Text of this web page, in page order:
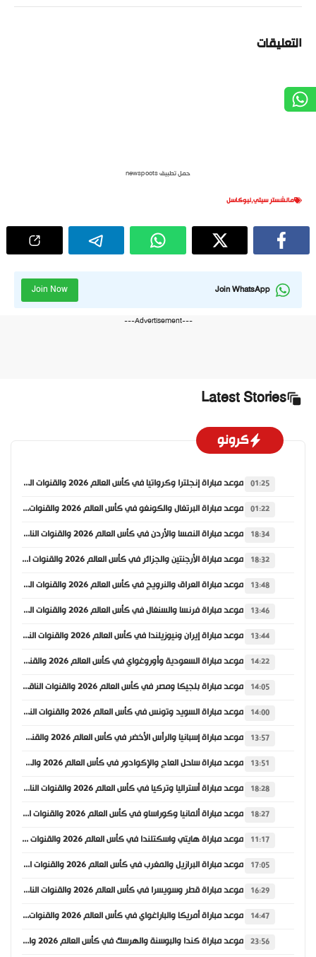
التعليقات
حمل تطبيق newspoots
مانشستر سيتي,نيوكاسل
Join WhatsApp
Join Now
---Advertisement---
Latest Stories
كرونو
01:25 موعد مباراة إنجلترا وكرواتيا في كأس العالم 2026 والقنوات الناقلة
01:22 موعد مباراة البرتغال والكونغو في كأس العالم 2026 والقنوات الناقلة
18:34 موعد مباراة النمسا والأردن في كأس العالم 2026 والقنوات الناقلة
18:32 موعد مباراة الأرجنتين والجزائر في كأس العالم 2026 والقنوات الناقلة
13:48 موعد مباراة العراق والنرويج في كأس العالم 2026 والقنوات الناقلة
13:46 موعد مباراة فرنسا والسنغال في كأس العالم 2026 والقنوات الناقلة
13:44 موعد مباراة إيران ونيوزيلندا في كأس العالم 2026 والقنوات الناقلة
14:22 موعد مباراة السعودية وأوروغواي في كأس العالم 2026 والقنوات الناقلة
14:05 موعد مباراة بلجيكا ومصر في كأس العالم 2026 والقنوات الناقلة
14:00 موعد مباراة السويد وتونس في كأس العالم 2026 والقنوات الناقلة
13:57 موعد مباراة إسبانيا والرأس الأخضر في كأس العالم 2026 والقنوات الناقلة
13:51 موعد مباراة ساحل العاج والإكوادور في كأس العالم 2026 والقنوات الناقلة
18:28 موعد مباراة أستراليا وتركيا في كأس العالم 2026 والقنوات الناقلة
18:27 موعد مباراة ألمانيا وكوراساو في كأس العالم 2026 والقنوات الناقلة
11:17 موعد مباراة هايتي واسكتلندا في كأس العالم 2026 والقنوات الناقلة
17:05 موعد مباراة البرازيل والمغرب في كأس العالم 2026 والقنوات الناقلة
16:29 موعد مباراة قطر وسويسرا في كأس العالم 2026 والقنوات الناقلة
14:47 موعد مباراة أمريكا والباراغواي في كأس العالم 2026 والقنوات الناقلة
23:56 موعد مباراة كندا والبوسنة والهرسك في كأس العالم 2026 والقنوات الناقلة